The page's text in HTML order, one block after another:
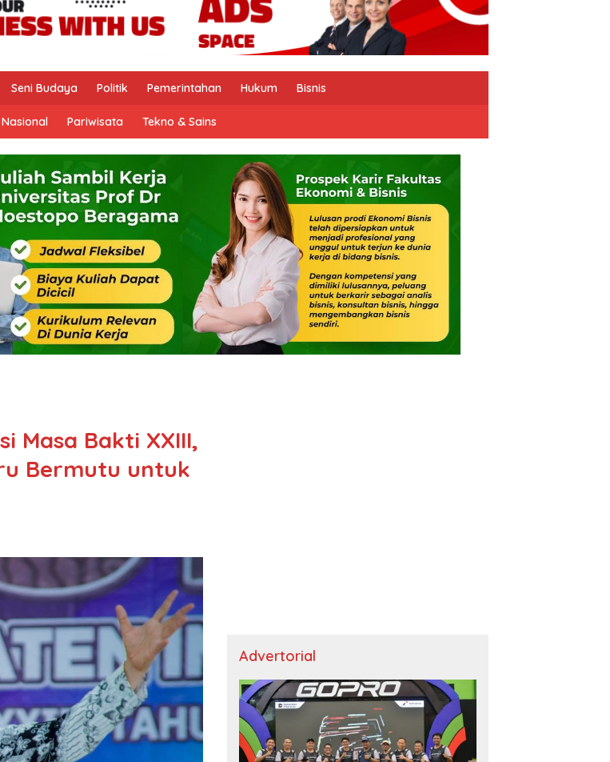
Seni Budaya Politik Pemerintahan Hukum Bisnis
Nasional Pariwisata Tekno & Sains
Masa Bakti XXIII,
Bermutu untuk
Advertorial